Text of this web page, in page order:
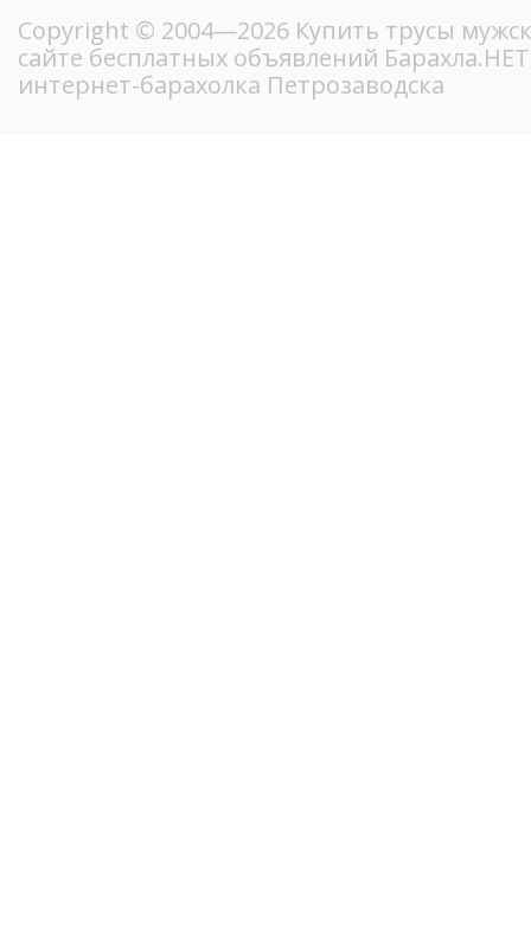
Copyright © 2004—2026 Купить трусы
сайте бесплатных объявлений
интернет-барахолка Петрозаводска